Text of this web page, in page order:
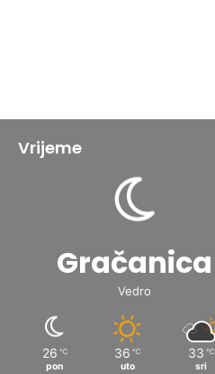
Vrijeme
Gračanica
Vedro
26 ℃
pon
36 ℃
uto
33 ℃
sri